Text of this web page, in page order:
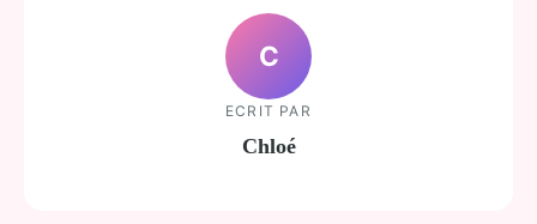
C
ECRIT PAR
Chloé